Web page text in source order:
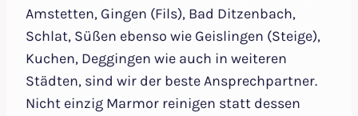
Amstetten, Gingen (Fils), Bad Ditzenbach,
Schlat, Süßen ebenso wie Geislingen (Steige),
Kuchen, Deggingen wie auch in weiteren
Städten, sind wir der beste Ansprechpartner.
Nicht einzig Marmor reinigen statt dessen